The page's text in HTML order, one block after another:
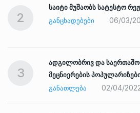
2
საიტი მუშაობს სატესტო
ᲒᲐᲜᲪᲮᲐᲓᲔᲑᲔᲑᲘ
06/03/
3
ადგილობრივ და
მეცნიერების
ᲒᲐᲜᲐᲗᲚᲔᲑᲐ
02/04/